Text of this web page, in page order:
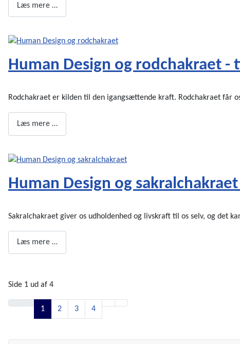
Læs mere …
Human Design og rodchakraet
Rodchakraet er kilden til den igangsættende kraft. Rodchakraet får
Læs mere …
Human Design og
Sakralchakraet giver os udholdenhed og livskraft til os selv, og det
Læs mere …
Side 1 ud af 4
1 2 3 4